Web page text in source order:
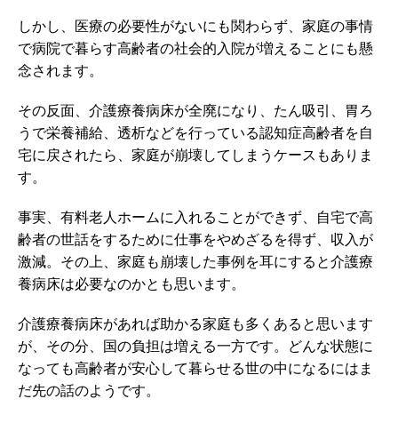
しかし、医療の必要性がないにも関わらず、家庭の事情
で病院で暮らす高齢者の社会的入院が増えることにも懸
念されます。
その反面、介護療養病床が全廃になり、たん吸引、胃ろ
うで栄養補給、透析などを行っている認知症高齢者を自
宅に戻されたら、家庭が崩壊してしまうケースもありま
す。
事実、有料老人ホームに入れることができず、自宅で高
齢者の世話をするために仕事をやめざるを得ず、収入が
激減。その上、家庭も崩壊した事例を耳にすると介護療
養病床は必要なのかとも思います。
介護療養病床があれば助かる家庭も多くあると思います
が、その分、国の負担は増える一方です。どんな状態に
なっても高齢者が安心して暮らせる世の中になるにはま
だ先の話のようです。